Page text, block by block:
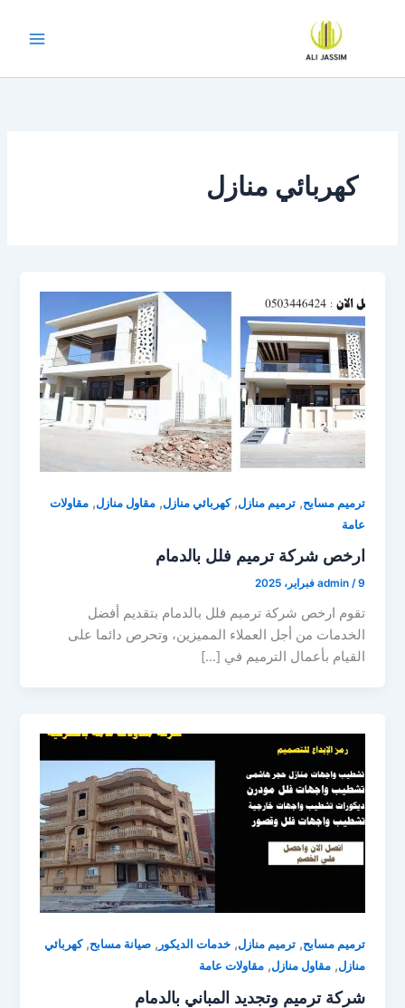
كهربائي منازل
ترميم مسابح,ترميم منازل,كهربائي منازل,مقاول منازل,مقاولات
عامة
ارخص شركة ترميم فلل بالدمام
admin /9 فبراير، 2025
تقوم ارخص شركة ترميم فلل بالدمام بتقديم أفضل
الخدمات من أجل العملاء المميزين، وتحرص دائما على
القيام بأعمال الترميم في […]
ترميم مسابح,ترميم منازل,خدمات الديكور ,صيانة مسابح,كهربائي
منازل,مقاول منازل,مقاولات عامة
شركة ترميم وتجديد المباني بالدمام